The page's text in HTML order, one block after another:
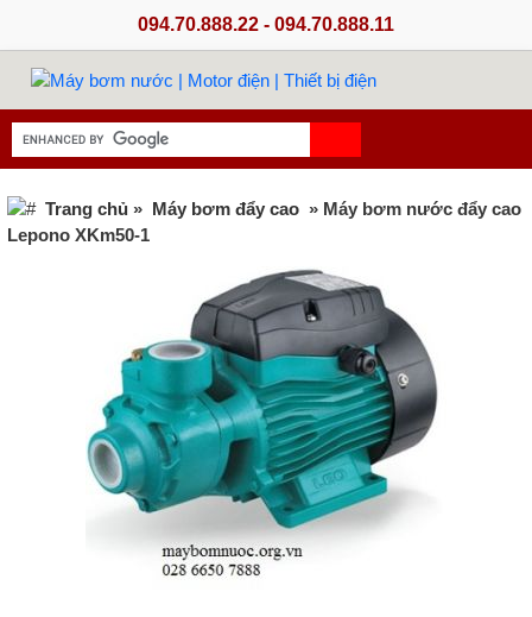
094.70.888.22 - 094.70.888.11
Trang chủ » Máy bơm đẩy cao » Máy bơm nước đẩy cao
Lepono XKm50-1